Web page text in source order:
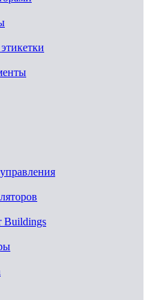
Buildings